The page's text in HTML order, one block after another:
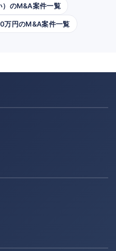
）のM&A案件一覧
万円のM&A案件一覧